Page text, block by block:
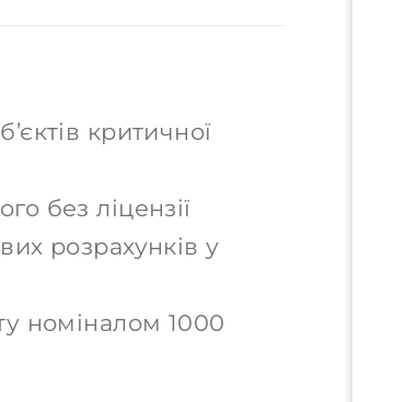
критичної
без ліцензії
розрахунків у
номіналом 1000